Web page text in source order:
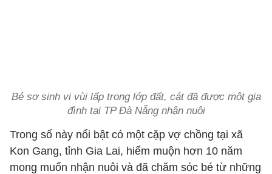
Bé sơ sinh vị vùi lấp trong lớp đất, cát đã được một gia
đình tại TP Đà Nẵng nhận nuôi
Trong số này nổi bật có một cặp vợ chồng tại xã
Kon Gang, tỉnh Gia Lai, hiếm muộn hơn 10 năm
mong muốn nhận nuôi và đã chăm sóc bé từ những